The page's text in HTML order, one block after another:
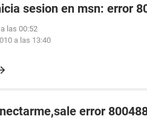
sesion en msn: error
las 00:52
a las 13:40
error